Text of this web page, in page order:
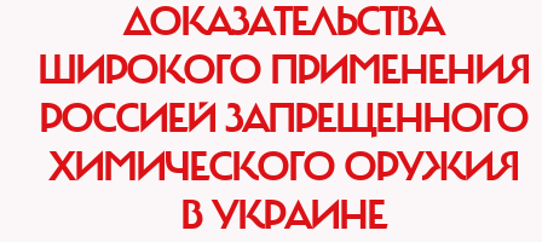
ДОКАЗАТЕЛЬСТВА
ШИРОКОГО ПРИМЕНЕНИЯ
РОССИЕЙ ЗАПРЕЩЕННОГО
ХИМИЧЕСКОГО ОРУЖИЯ
В УКРАИНЕ